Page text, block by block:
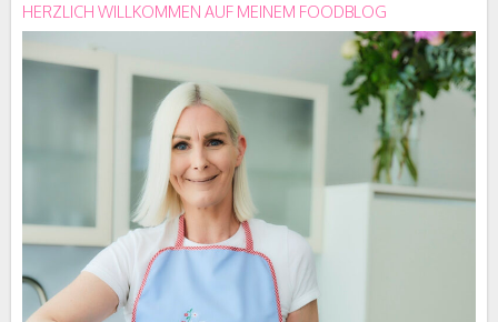
HERZLICH WILLKOMMEN AUF MEINEM FOODBLOG